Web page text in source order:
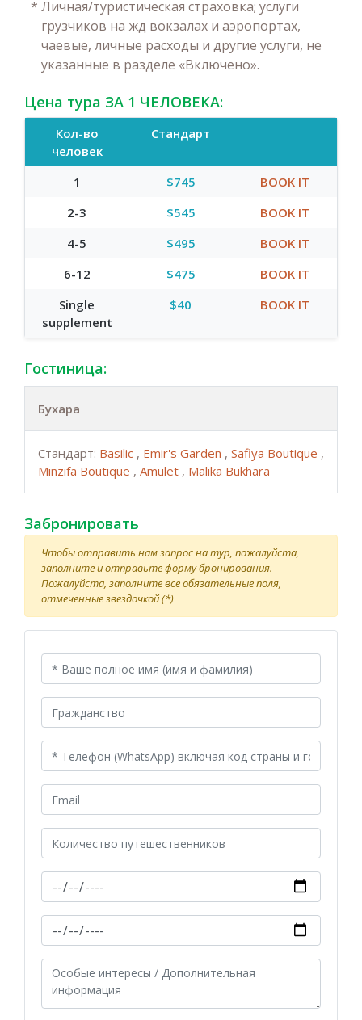
* Личная/туристическая страховка; услуги
грузчиков на жд вокзалах и аэропортах,
чаевые, личные расходы и другие услуги, не
указанные в разделе «Включено».
Цена тура ЗА 1 ЧЕЛОВЕКА:
Кол-во
человек
Стандарт
1 $745
BOOK IT
2-3
$545
BOOK IT
4-5
$495
BOOK IT
6-12
$475
BOOK IT
Single
supplement
$40 BOOK IT
Гостиница:
Бухара
Стандарт: Basilic , Emir's Garden , Safiya Boutique ,
Minzifa Boutique , Amulet , Malika Bukhara
Забронировать
Чтобы отправить нам запрос на тур, пожалуйста,
заполните и отправьте форму бронирования.
Пожалуйста, заполните все обязательные поля,
отмеченные звездочкой (*)